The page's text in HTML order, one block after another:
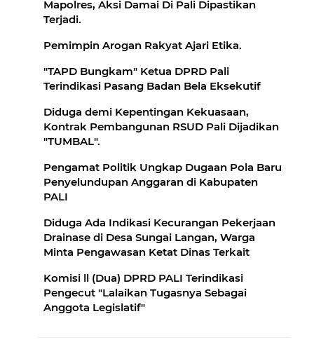
Mapolres, Aksi Damai Di Pali Dipastikan
Pemimpin Arogan Rakyat Ajari Etika.
"TAPD Bungkam" Ketua DPRD Pali
Terindikasi Pasang Badan Bela Eksekutif
Diduga demi Kepentingan Kekuasaan,
Kontrak Pembangunan RSUD Pali Dijadikan
Pengamat Politik Ungkap Dugaan Pola Baru
Penyelundupan Anggaran di Kabupaten
PALI
Diduga Ada Indikasi Kecurangan Pekerjaan
Drainase di Desa Sungai Langan, Warga
Minta Pengawasan Ketat Dinas Terkait
Komisi ll (Dua) DPRD PALI Terindikasi
Pengecut "Lalaikan Tugasnya Sebagai
Anggota Legislatif"